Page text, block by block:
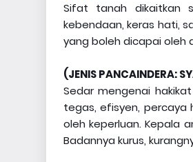
Sifat tanah dikaitkan
kebendaan, keras hati,
yang boleh dicapai oleh
(JENIS PANCAINDERA:
Sedar mengenai
tegas, efisyen, percaya
oleh keperluan. Kepala
Badannya kurus,